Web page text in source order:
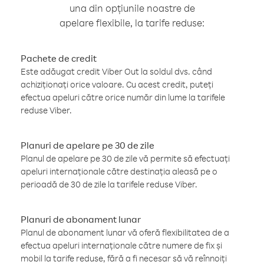
una din opțiunile noastre de
apelare flexibile, la tarife reduse:
Pachete de credit
Este adăugat credit Viber Out la soldul dvs. când
achiziționați orice valoare. Cu acest credit, puteți
efectua apeluri către orice număr din lume la tarifele
reduse Viber.
Planuri de apelare pe 30 de zile
Planul de apelare pe 30 de zile vă permite să efectuați
apeluri internaționale către destinația aleasă pe o
perioadă de 30 de zile la tarifele reduse Viber.
Planuri de abonament lunar
Planul de abonament lunar vă oferă flexibilitatea de a
efectua apeluri internaționale către numere de fix și
mobil la tarife reduse, fără a fi necesar să vă reînnoiți